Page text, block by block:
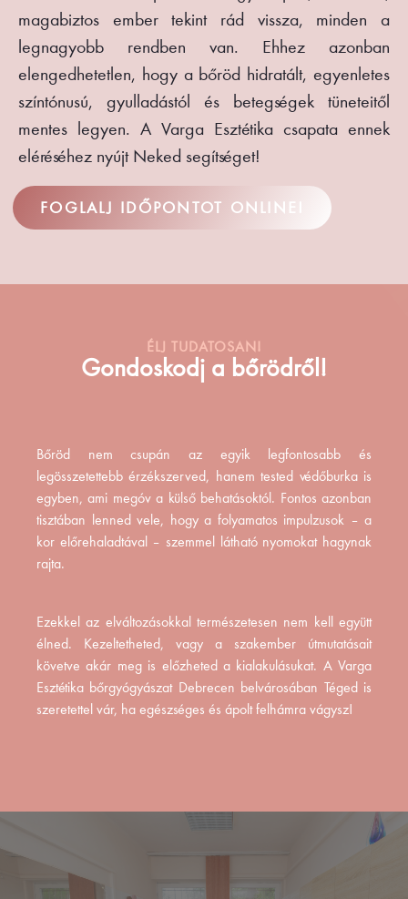
magabiztos ember tekint rád vissza, minden a
legnagyobb rendben van. Ehhez azonban
elengedhetetlen, hogy a bőröd hidratált, egyenletes
színtónusú, gyulladástól és betegségek tüneteitől
mentes legyen. A Varga Esztétika csapata ennek
eléréséhez nyújt Neked segítséget!
FOGLALJ IDŐPONTOT ONLINE!
ÉLJ TUDATOSAN!
Gondoskodj a bőrödről!
Bőröd nem csupán az egyik legfontosabb és
legösszetettebb érzékszerved, hanem tested védőburka is
egyben, ami megóv a külső behatásoktól. Fontos azonban
tisztában lenned vele, hogy a folyamatos impulzusok – a
kor előrehaladtával – szemmel látható nyomokat hagynak
rajta.
Ezekkel az elváltozásokkal természetesen nem kell együtt
élned. Kezeltetheted, vagy a szakember útmutatásait
követve akár meg is előzheted a kialakulásukat. A Varga
Esztétika bőrgyógyászat Debrecen belvárosában Téged is
szeretettel vár, ha egészséges és ápolt felhámra vágysz!